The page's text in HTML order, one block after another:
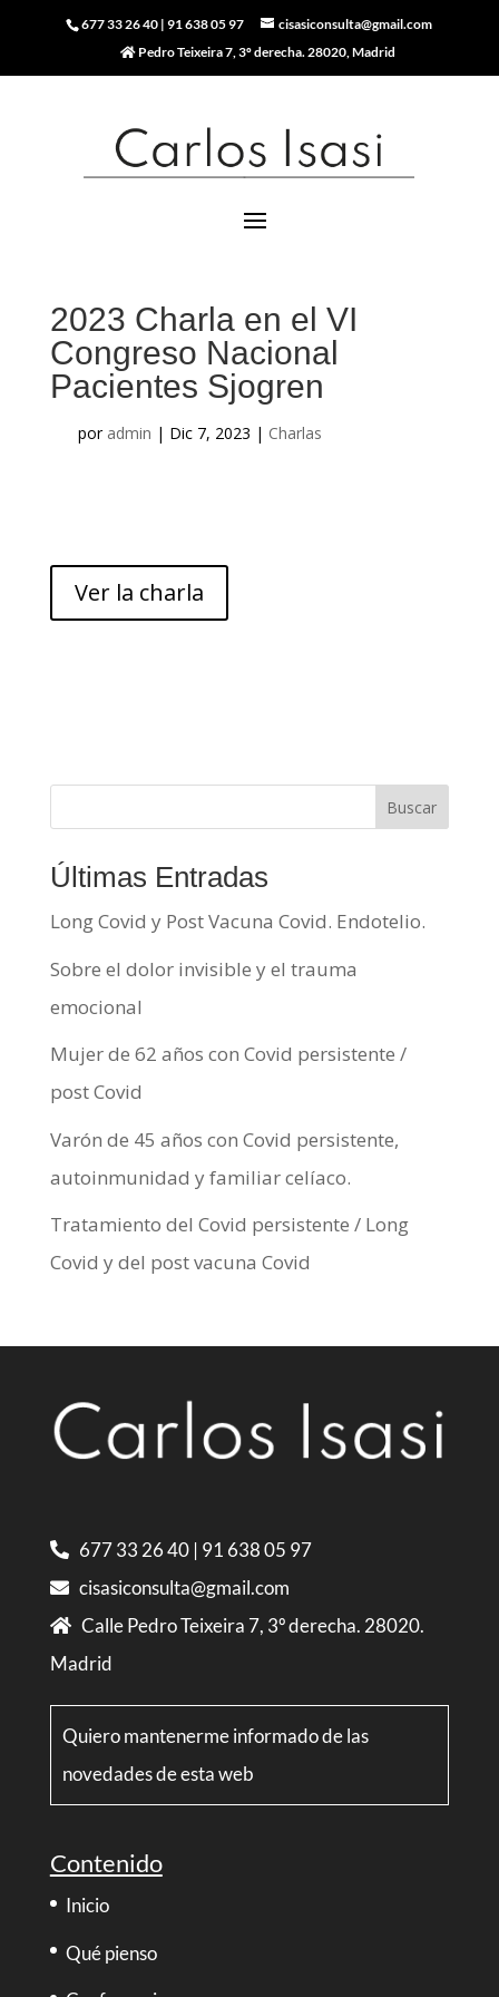
677 33 26 40 |91 638 05 97
cisasiconsulta@gmail.com
Pedro Teixeira 7, 3º derecha. 28020, Madrid
2023 Charla en el VI
Congreso Nacional
Pacientes Sjogren
por admin | Dic 7, 2023 | Charlas
Ver la charla
Buscar
Últimas Entradas
Long Covid y Post Vacuna Covid. Endotelio.
Sobre el dolor invisible y el trauma
emocional
Mujer de 62 años con Covid persistente /
post Covid
Varón de 45 años con Covid persistente,
autoinmunidad y familiar celíaco.
Tratamiento del Covid persistente / Long
Covid y del post vacuna Covid
677 33 26 40| 91 638 05 97
cisasiconsulta@gmail.com
Calle Pedro Teixeira 7, 3º derecha. 28020.
Madrid
Quiero mantenerme informado de las
novedades de esta web
Contenido
Inicio
Qué pienso